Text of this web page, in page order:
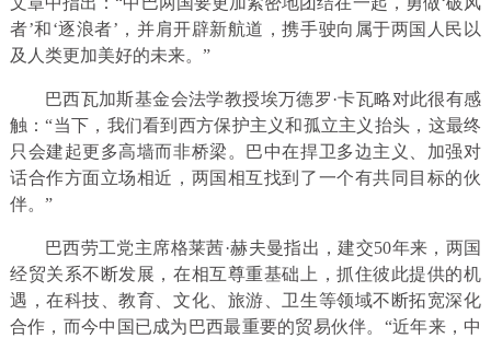
者’和‘逐浪者’，并肩开辟新航道，携手驶向属于两国人民以
及人类更加美好的未来。”
巴西瓦加斯基金会法学教授埃万德罗·卡瓦略对此很有感
触：“当下，我们看到西方保护主义和孤立主义抬头，这最终
只会建起更多高墙而非桥梁。巴中在捍卫多边主义、加强对
话合作方面立场相近，两国相互找到了一个有共同目标的伙
伴。”
巴西劳工党主席格莱茜·赫夫曼指出，建交50年来，两国
经贸关系不断发展，在相互尊重基础上，抓住彼此提供的机
遇，在科技、教育、文化、旅游、卫生等领域不断拓宽深化
合作，而今中国已成为巴西最重要的贸易伙伴。“近年来，中